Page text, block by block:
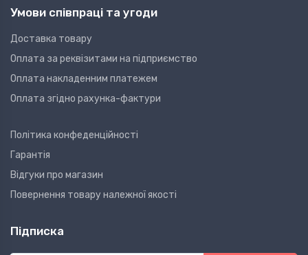
Умови співпраці та угоди
Доставка товару
Оплата за реквізитами на підприємство
Оплата накладенним платежем
Оплата згідно рахунка-фактури
Політика конфеденційності
Гарантія
Відгуки про магазин
Повернення товару належної якості
Підписка